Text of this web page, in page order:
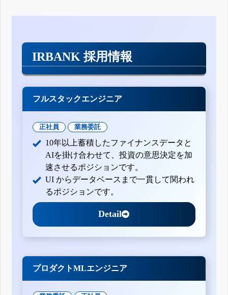
IRBANK 採用情報
フルスタックエンジニア
正社員 業務委託
10年以上蓄積したファイナンスデータと
AIを掛け合わせて、投資の意思決定を加
速させるポジションです。
UI からデータベースまで一貫して関われ
るポジションです。
Detail
プロダクトMLエンジニア